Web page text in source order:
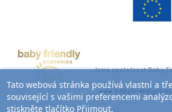
(2 reviews)
Jsme společnost Baby
Tato webová stránka používá vlastní a
související s vašimi preferencemi
stiskněte tlačítko Přijmout.